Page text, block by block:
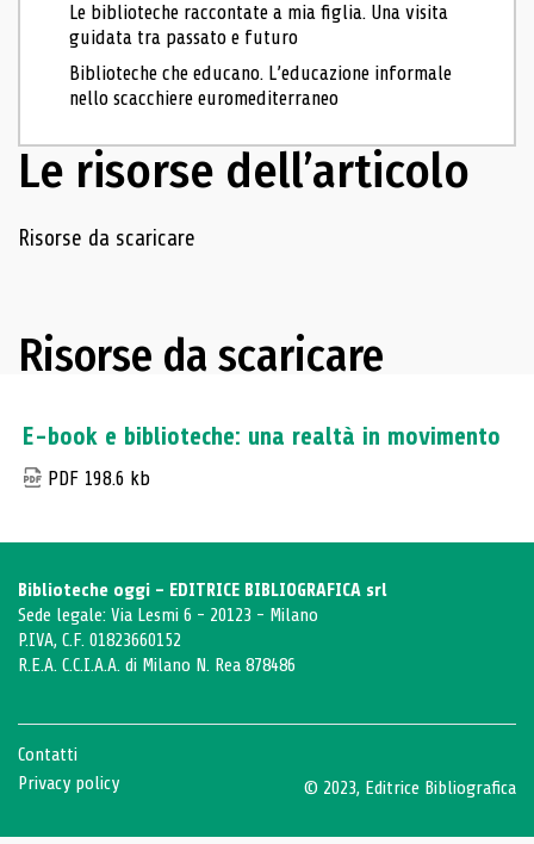
Le biblioteche raccontate a mia figlia. Una visita
guidata tra passato e futuro
Biblioteche che educano. L’educazione informale
nello scacchiere euromediterraneo
Le risorse dell’articolo
Navigazione delle risorse
Risorse da scaricare
Risorse da scaricare
E-book e biblioteche: una realtà in movimento
PDF 198.6 kb
Biblioteche oggi - EDITRICE BIBLIOGRAFICA srl
Sede legale: Via Lesmi 6 - 20123 - Milano
P.IVA, C.F. 01823660152
R.E.A. C.C.I.A.A. di Milano N. Rea 878486
Contatti
Privacy policy
© 2023, Editrice Bibliografica